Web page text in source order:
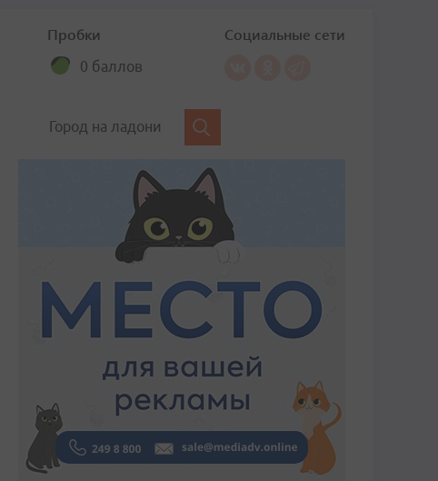
Пробки
0 баллов
Социальные сети
Город на ладони